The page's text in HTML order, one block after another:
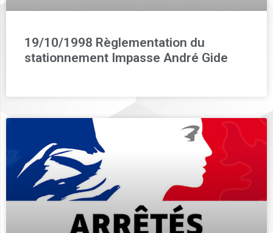
19/10/1998 Règlementation du
stationnement Impasse André Gide